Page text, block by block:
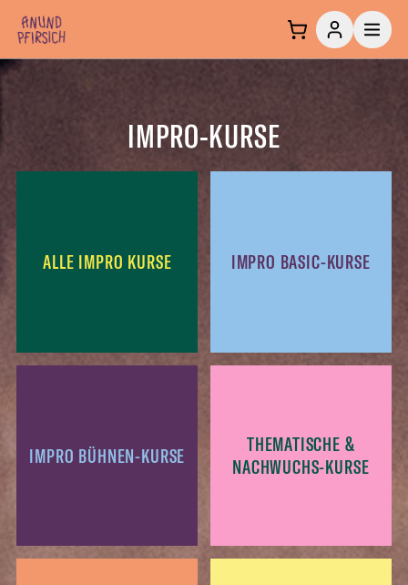
Zum Inhalt springen
IMPRO-KURSE
ALLE IMPRO KURSE IMPRO BASIC-KURSE
IMPRO BÜHNEN-KURSE
THEMATISCHE &
NACHWUCHS-KURSE